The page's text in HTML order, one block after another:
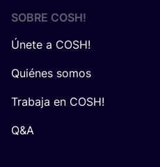
SOBRE COSH!
Únete a COSH!
Quiénes somos
Trabaja en COSH!
Q&A